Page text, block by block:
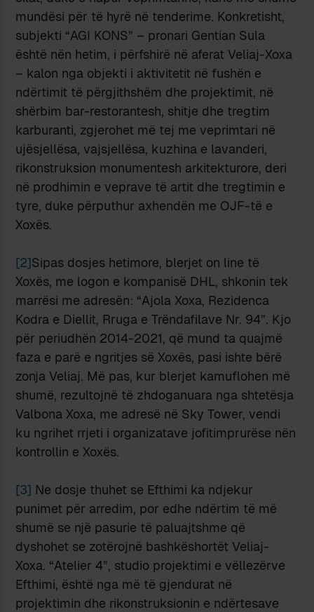
mundësi për të hyrë në tenderime. Konkretisht,
subjekti “AGI KONS” – pronari Gentian Sula
është nën hetim, i përfshirë në aferat Veliaj-Xoxa
– kalon nga objekti i aktivitetit në fushën e
ndërtimit të përgjithshëm dhe projektimit, në
shërbim bar-restorantesh, shitje dhe tregtim
karburanti, zgjerohet më tej me veprimtari në
ujësjellësa, vajsjellësa, kuzhina e lavanderi,
rikonstruksion monumentesh arkitekturore, deri
në prodhimin e veprave të artit dhe tregtimin e
tyre, duke përputhur axhendën me OJF-të e
Xoxës.
[2]Sipas dosjes hetimore, blerjet on line të
Xoxës, me logon e kompanisë DHL, shkonin tek
marrësi me adresën: “Ajola Xoxa, Rezidenca
Kodra e Diellit, Rruga e Trëndafilave Nr. 94”. Kjo
për periudhën 2014-2021, që mund ta quajmë
faza e parë e ngritjes së Xoxës, pasi ishte bërë
zonja Veliaj. Më pas, kur blerjet kamuflohen më
shumë, rezultojnë të zhdoganuara nga shtetësja
Valbona Xoxa, me adresë në Sky Tower, vendi
ku ngrihet rrjeti i organizatave jofitimprurëse nën
kontrollin e Xoxës.
[3] Ne dosje thuhet se Efthimi ka ndjekur
punimet për arredim, por edhe ndërtim të më
shumë se një pasurie të paluajtshme që
dyshohet se zotërojnë bashkëshortët Veliaj-
Xoxa. “Atelier 4”, studio projektimi e vëllezërve
Efthimi, është nga më të gjendurat në
projektimin dhe rikonstruksionin e ndërtesave